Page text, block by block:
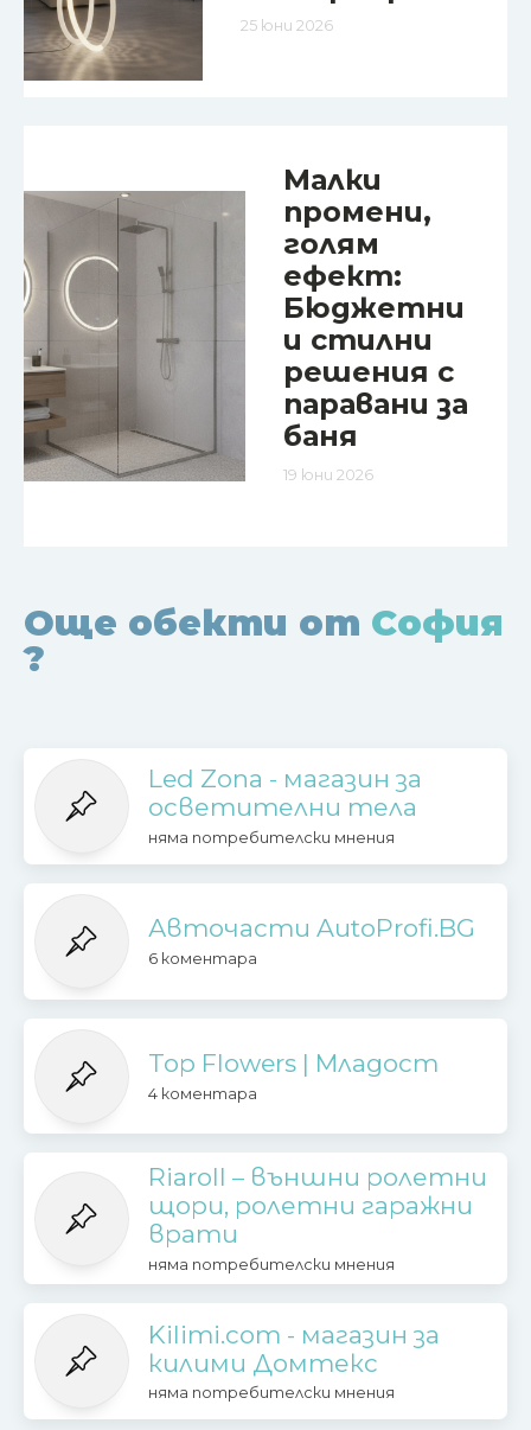
25 юни 2026
Малки
промени,
голям
ефект:
Бюджетни
и стилни
решения с
паравани за
баня
19 юни 2026
Още обекти от София
?
Led Zona - магазин за
осветителни тела
няма потребителски мнения
Авточасти AutoProfi.BG
6 коментара
Top Flowers | Младост
4 коментара
Riaroll – външни ролетни
щори, ролетни гаражни
врати
няма потребителски мнения
Kilimi.com - магазин за
килими Домтекс
няма потребителски мнения